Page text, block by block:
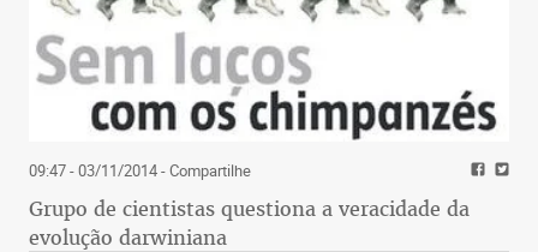
09:47 - 03/11/2014- Compartilhe
Grupo de cientistas questiona a veracidade da
evolução darwiniana